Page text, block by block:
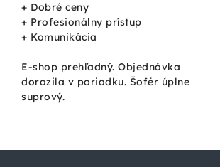
+ Dobré ceny
+ Profesionálny prístup
+ Komunikácia
E-shop prehľadný. Objednávka
dorazila v poriadku. Šofér úplne
suprový.